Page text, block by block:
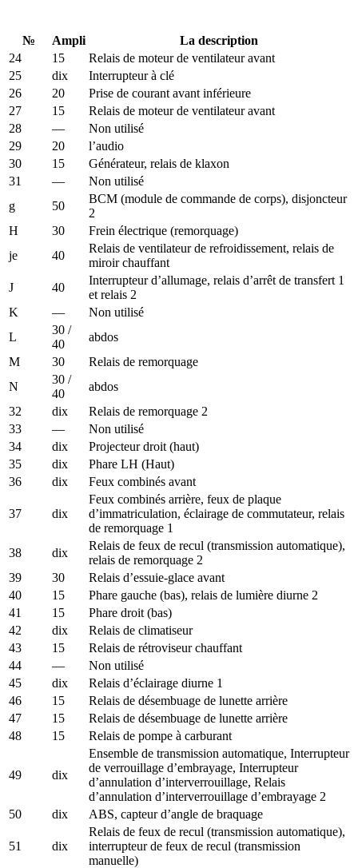
№ Ampli
La description
24
15
Relais de moteur de ventilateur avant
25
dix
Interrupteur à clé
26
20
Prise de courant avant inférieure
27
15
Relais de moteur de ventilateur avant
28
—
Non utilisé
29
20
l’audio
30
15
Générateur, relais de klaxon
31
—
Non utilisé
g
50
BCM (module de commande de corps), disjoncteur
2
H
30
Frein électrique (remorquage)
je
40
Relais de ventilateur de refroidissement, relais de
miroir chauffant
J
40
Interrupteur d’allumage, relais d’arrêt de transfert 1
et relais 2
K
—
Non utilisé
L
30 /
40
abdos
M
30
Relais de remorquage
N
30 /
40
abdos
32
dix
Relais de remorquage 2
33
—
Non utilisé
34
dix
Projecteur droit (haut)
35
dix
Phare LH (Haut)
36
dix Feux combinés avant
37 dix
Feux combinés arrière, feux de plaque
d’immatriculation, éclairage de commutateur, relais
de remorquage 1
38
dix
Relais de feux de recul (transmission automatique),
relais de remorquage 2
39
30
Relais d’essuie-glace avant
40
15
Phare gauche (bas), relais de lumière diurne 2
41
15
Phare droit (bas)
42
dix
Relais de climatiseur
43
15
Relais de rétroviseur chauffant
44
—
Non utilisé
45
dix
Relais d’éclairage diurne 1
46
15
Relais de désembuage de lunette arrière
47
15
Relais de désembuage de lunette arrière
48
15 Relais de pompe à carburant
49 dix
Ensemble de transmission automatique, Interrupteur
de verrouillage d’embrayage, Interrupteur
d’annulation d’interverrouillage, Relais
d’annulation d’interverrouillage d’embrayage 2
50
dix ABS, capteur d’angle de braquage
51 dix
Relais de feux de recul (transmission automatique),
interrupteur de feux de recul (transmission
manuelle)